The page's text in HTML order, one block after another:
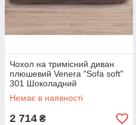
Чохол на тримісний диван
плюшевий Venera "Sofa soft"
301 Шоколадний
Немає в наявності
2 714 ₴